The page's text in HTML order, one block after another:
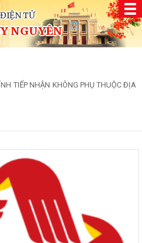
TỬ
NGUYÊN
TIẾP NHẬN KHÔNG PHỤ THUỘC ĐỊA